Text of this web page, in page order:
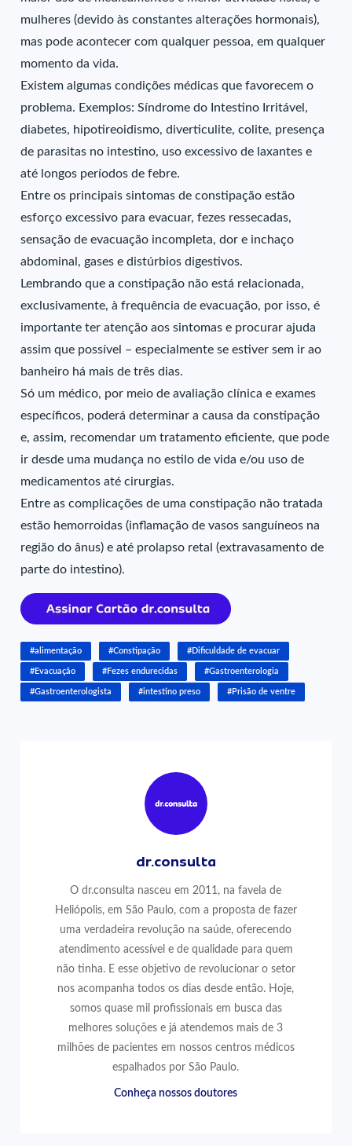
mulheres (devido às constantes alterações hormonais),
mas pode acontecer com qualquer pessoa, em qualquer
momento da vida.
Existem algumas condições médicas que favorecem o
problema. Exemplos: Síndrome do Intestino Irritável,
diabetes, hipotireoidismo, diverticulite, colite, presença
de parasitas no intestino, uso excessivo de laxantes e
até longos períodos de febre.
Entre os principais sintomas de constipação estão
esforço excessivo para evacuar, fezes ressecadas,
sensação de evacuação incompleta, dor e inchaço
abdominal, gases e distúrbios digestivos.
Lembrando que a constipação não está relacionada,
exclusivamente, à frequência de evacuação, por isso, é
importante ter atenção aos sintomas e procurar ajuda
assim que possível – especialmente se estiver sem ir ao
banheiro há mais de três dias.
Só um médico, por meio de avaliação clínica e exames
específicos, poderá determinar a causa da constipação
e, assim, recomendar um tratamento eficiente, que pode
ir desde uma mudança no estilo de vida e/ou uso de
medicamentos até cirurgias.
Entre as complicações de uma constipação não tratada
estão hemorroidas (inflamação de vasos sanguíneos na
região do ânus) e até prolapso retal (extravasamento de
parte do intestino).
#alimentação #Constipação #Dificuldade de evacuar
#Evacuação #Fezes endurecidas #Gastroenterologia
#Gastroenterologista #intestino preso #Prisão de ventre
dr.consulta
O dr.consulta nasceu em 2011, na favela de
Heliópolis, em São Paulo, com a proposta de fazer
uma verdadeira revolução na saúde, oferecendo
atendimento acessível e de qualidade para quem
não tinha. E esse objetivo de revolucionar o setor
nos acompanha todos os dias desde então. Hoje,
somos quase mil profissionais em busca das
melhores soluções e já atendemos mais de 3
milhões de pacientes em nossos centros médicos
espalhados por São Paulo.
Conheça nossos doutores